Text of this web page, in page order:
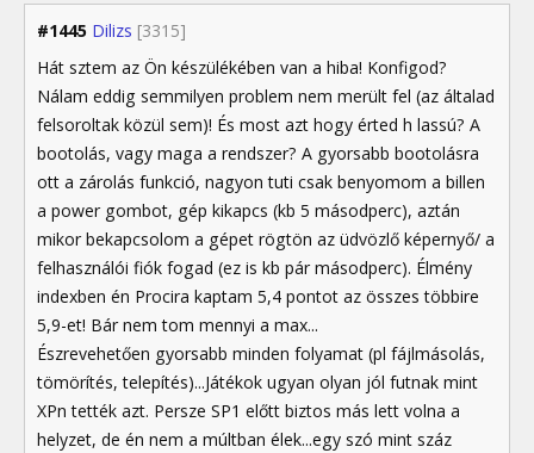
#1445 Dilizs [3315]
Hát sztem az Ön készülékében van a hiba! Konfigod?
Nálam eddig semmilyen problem nem merült fel (az általad
felsoroltak közül sem)! És most azt hogy érted h lassú? A
bootolás, vagy maga a rendszer? A gyorsabb bootolásra
ott a zárolás funkció, nagyon tuti csak benyomom a billen
a power gombot, gép kikapcs (kb 5 másodperc), aztán
mikor bekapcsolom a gépet rögtön az üdvözlő képernyő/ a
felhasználói fiók fogad (ez is kb pár másodperc). Élmény
indexben én Procira kaptam 5,4 pontot az összes többire
5,9-et! Bár nem tom mennyi a max...
Észrevehetően gyorsabb minden folyamat (pl fájlmásolás,
tömörítés, telepítés)...Játékok ugyan olyan jól futnak mint
XPn tették azt. Persze SP1 előtt biztos más lett volna a
helyzet, de én nem a múltban élek...egy szó mint száz